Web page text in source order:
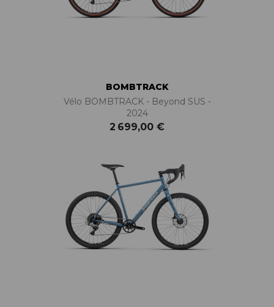
BOMBTRACK
Vélo BOMBTRACK - Beyond SUS -
2024
2 699,00 €